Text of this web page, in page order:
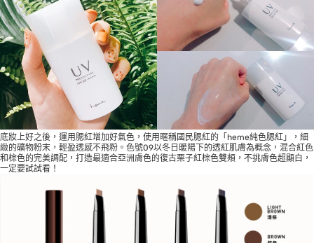
底妝上好之後，運用腮紅增加好氣色，使用暱稱國民腮紅的「heme純色腮紅」，細
緻的礦物粉末，輕盈透感不飛粉。色號09以冬日暖陽下的透紅肌膚為概念，混合紅色
和棕色的完美調配，打造最適合亞洲膚色的復古栗子紅棕色雙頰，不挑膚色超顯白，
一定要試試看！